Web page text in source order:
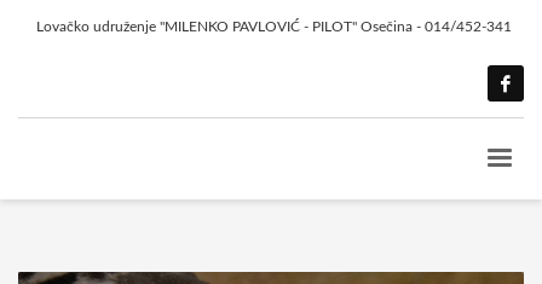
Lovačko udruženje "MILENKO PAVLOVIĆ - PILOT" Osečina - 014/452-341